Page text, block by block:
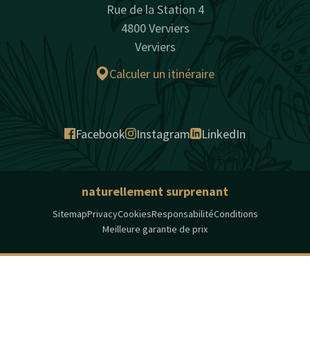
Rue de la Station 4
4800 Verviers
Verviers
Calculer un itinéraire
Facebook Instagram LinkedIn
naturellement surprenant
SitemapPrivacyCookiesResponsabilitéConditions
Meilleure garantie de prix